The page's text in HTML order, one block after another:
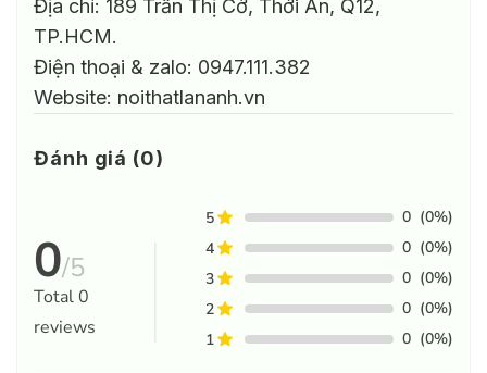
Địa chỉ: 189 Trần Thị Cờ, Thới An, Q12,
TP.HCM.
Điện thoại & zalo: 0947.111.382
Website: noithatlananh.vn
Đánh giá (0)
0/5
Total0
reviews
5 0 (0%)
4
0 (0%)
3
0 (0%)
2
0 (0%)
1
0 (0%)